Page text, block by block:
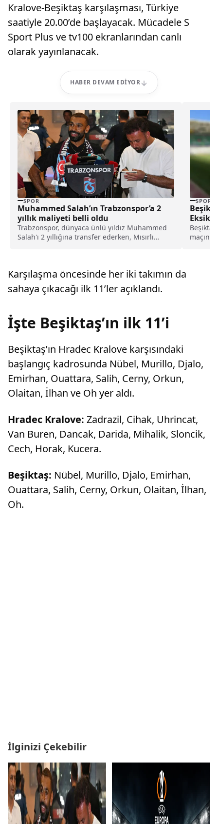
Kralove-Beşiktaş karşılaşması, Türkiye
saatiyle 20.00’de başlayacak. Mücadele S
Sport Plus ve tv100 ekranlarından canlı
olarak yayınlanacak.
HABER DEVAM EDIYOR
SPOR
Muhammed Salah’ın Trabzonspor’a 2
yıllık maliyeti belli oldu
Trabzonspor, dünyaca ünlü yıldız Muhammed
Salah'ı 2 yıllığına transfer ederken, Mısırlı
SPOR
Eksik
Karşılaşma öncesinde her iki takımın da
sahaya çıkacağı ilk 11’ler açıklandı.
İşte Beşiktaş’ın ilk 11’i
Beşiktaş’ın Hradec Kralove karşısındaki
başlangıç kadrosunda Nübel, Murillo, Djalo,
Emirhan, Ouattara, Salih, Cerny, Orkun,
Olaitan, İlhan ve Oh yer aldı.
Hradec Kralove: Zadrazil, Cihak, Uhrincat,
Van Buren, Dancak, Darida, Mihalik, Sloncik,
Cech, Horak, Kucera.
Beşiktaş: Nübel, Murillo, Djalo, Emirhan,
Ouattara, Salih, Cerny, Orkun, Olaitan, İlhan,
Oh.
İlginizi Çekebilir